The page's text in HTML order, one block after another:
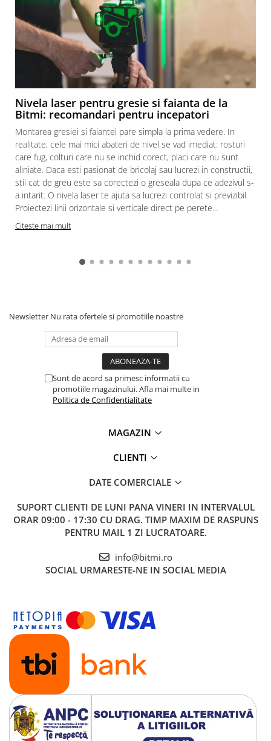
Nivela laser pentru gresie si faianta de la
Bitmi: recomandari pentru incepatori
Montarea gresiei si faiantei pare simpla la prima vedere. In
realitate, cele mai mici abateri de nivel se vad imediat: rosturi
care fug, colturi care nu se inchid corect, placi care nu sunt
aliniate. Daca esti pasionat de bricolaj sau lucrezi in constructii,
stii cat de greu este sa corectezi o greseala dupa ce adezivul s-
a intarit. O nivela laser te ajuta sa lucrezi controlat si previzibil.
Proiectezi linii orizontale si verticale direct pe perete...
Citeste mai mult
Newsletter Nu rata ofertele si promotiile noastre
Sunt de acord sa primesc informatii cu
promotiile magazinului. Afla mai multe in
Politica de Confidentialitate
MAGAZIN
CLIENTI
DATE COMERCIALE
SUPORT CLIENTI DE LUNI PANA VINERI IN INTERVALUL
ORAR 09:00 - 17:30 CU DRAG. TIMP MAXIM DE RASPUNS
PENTRU MAIL 1 ZI LUCRATOARE.
info@bitmi.ro
SOCIAL URMARESTE-NE IN SOCIAL MEDIA